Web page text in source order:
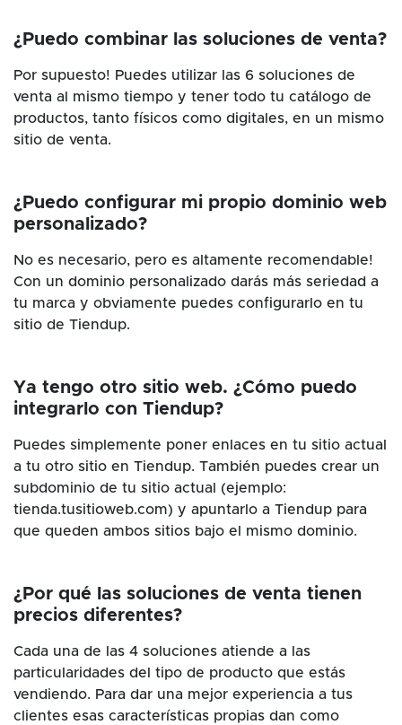
¿Puedo combinar las soluciones de venta?
Por supuesto! Puedes utilizar las 6 soluciones de
venta al mismo tiempo y tener todo tu catálogo de
productos, tanto físicos como digitales, en un mismo
sitio de venta.
¿Puedo configurar mi propio dominio web
personalizado?
No es necesario, pero es altamente recomendable!
Con un dominio personalizado darás más seriedad a
tu marca y obviamente puedes configurarlo en tu
sitio de Tiendup.
Ya tengo otro sitio web. ¿Cómo puedo
integrarlo con Tiendup?
Puedes simplemente poner enlaces en tu sitio actual
a tu otro sitio en Tiendup. También puedes crear un
subdominio de tu sitio actual (ejemplo:
tienda.tusitioweb.com) y apuntarlo a Tiendup para
que queden ambos sitios bajo el mismo dominio.
¿Por qué las soluciones de venta tienen
precios diferentes?
Cada una de las 4 soluciones atiende a las
particularidades del tipo de producto que estás
vendiendo. Para dar una mejor experiencia a tus
clientes esas características propias dan como